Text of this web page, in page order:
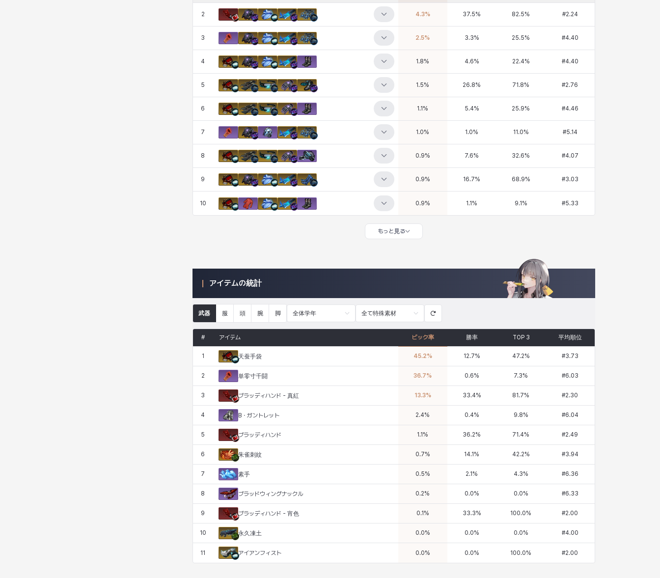
2 4.3% 37.5% 82.5% #2.24
3 2.5% 3.3% 25.5% #4.40
4 1.8% 4.6% 22.4% #4.40
5 1.5% 26.8% 71.8% #2.76
6 1.1 % 5.4% 25.9% #4.46
7 1.0% 1.0% 11.0% #5.14
8 0.9% 7.6% 32.6% #4.07
9 0.9% 16.7% 68.9% #3.03
10 0.9% 1.1 % 9.1 % #5.33
もっと見る
アイテムの統計
武器 服 頭 腕 脚 全体学年 全て特殊素材
# アイテム ピック率 勝率 TOP 3 平均順位
1 天蚕手袋 45.2% 12.7% 47.2% #3.73
2 単零寸千闘 36.7% 0.6% 7.3% #6.03
3 ブラッディハンド - 真紅 13.3% 33.4% 81.7% #2.30
4 B・ガントレット 2.4% 0.4% 9.8% #6.04
5 ブラッディハンド 1.1 % 36.2% 71.4% #2.49
6 朱雀刺紋 0.7% 14.1 % 42.2% #3.94
7 素手 0.5% 2.1 % 4.3% #6.36
8 ブラッドウィングナックル 0.2% 0.0% 0.0% #6.33
9 ブラッディハンド - 宵色 0.1 % 33.3% 100.0% #2.00
10 永久凍土 0.0% 0.0% 0.0% #4.00
11 アイアンフィスト 0.0% 0.0% 100.0% #2.00